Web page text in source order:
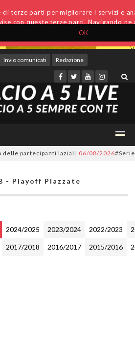
OK
di terze parti per migliorare i servizi e
con queste terze parti. Navigando
Invio comunicati Redazione
partecipanti laziali 06/08/2026
- Playoff Piazzate
2024/2025 2023/2024 2022/2023
2017/2018 2016/2017 2015/2016